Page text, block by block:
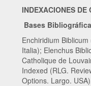
INDEXACIONES
Bases
Enchiridium
Italia); Elenchus
Catholique de
Indexed (RLG.
Options. Largo.